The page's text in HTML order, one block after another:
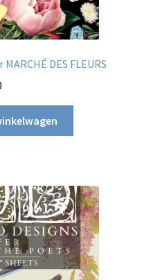
DES FLEURS